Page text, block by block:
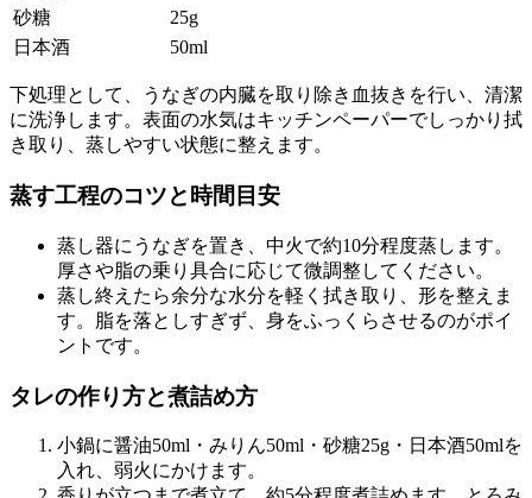
砂糖
25g
日本酒
50ml
下処理として、うなぎの内臓を取り除き血抜きを行い、清潔
に洗浄します。表面の水気はキッチンペーパーでしっかり拭
き取り、蒸しやすい状態に整えます。
蒸す工程のコツと時間目安
蒸し器にうなぎを置き、中火で約10分程度蒸します。
厚さや脂の乗り具合に応じて微調整してください。
蒸し終えたら余分な水分を軽く拭き取り、形を整えま
す。脂を落としすぎず、身をふっくらさせるのがポイ
ントです。
タレの作り方と煮詰め方
小鍋に醤油50ml・みりん50ml・砂糖25g・日本酒50mlを
入れ、弱火にかけます。